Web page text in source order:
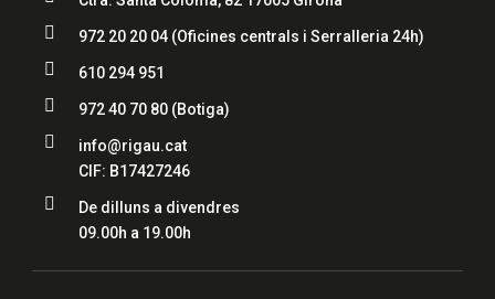
 972 20 20 04 (Oficines centrals i Serralleria 24h)
 610 294 951
 972 40 70 80 (Botiga)

info@rigau.cat
CIF: B17427246

De dilluns a divendres
09.00h a 19.00h